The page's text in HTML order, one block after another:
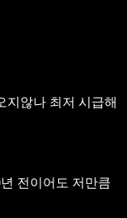
지않나 최저 시급해
전이어도 저만큼